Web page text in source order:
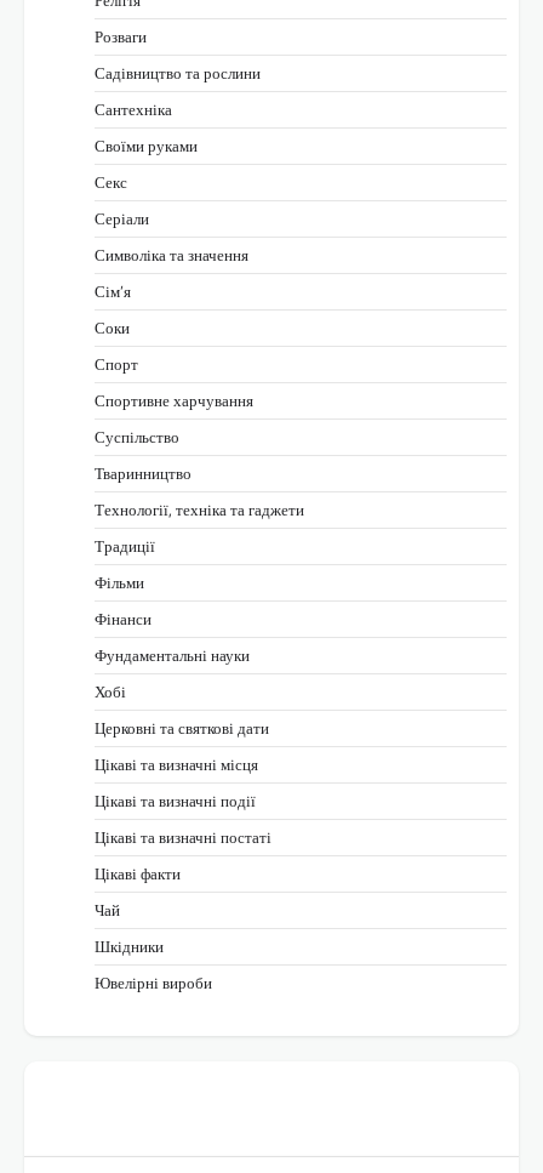
Розваги
Садівництво та рослини
Сантехніка
Своїми руками
Секс
Серіали
Символіка та значення
Сім’я
Соки
Спорт
Спортивне харчування
Суспільство
Тваринництво
Технології, техніка та гаджети
Традиції
Фільми
Фінанси
Фундаментальні науки
Хобі
Церковні та святкові дати
Цікаві та визначні місця
Цікаві та визначні події
Цікаві та визначні постаті
Цікаві факти
Чай
Шкідники
Ювелірні вироби